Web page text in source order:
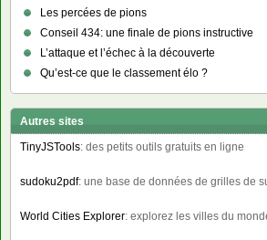
Les percées de pions
Conseil 434: une finale de pions instructive
L’attaque et l’échec à la découverte
Qu’est-ce que le classement élo ?
Autres sites
TinyJSTools: des petits outils gratuits en ligne
sudoku2pdf: une base de données de grilles de
World Cities Explorer: explorez les villes du